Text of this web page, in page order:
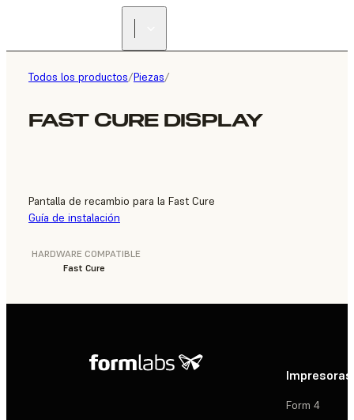
Todos los productos/Piezas/
FAST CURE DISPLAY
Pantalla de recambio para la Fast Cure
Guía de instalación
HARDWARE COMPATIBLE
Fast Cure
Impresoras
Form 4